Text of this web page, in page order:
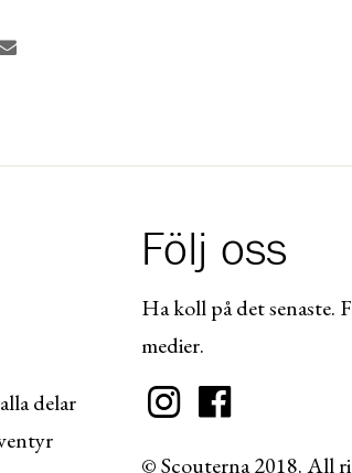
Linkedin
med E-post
delar
Följ oss
Ha koll på det senaste.
medier.
© Scouterna 2018. All